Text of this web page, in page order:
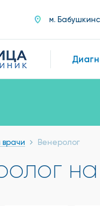
м.
Венеролог